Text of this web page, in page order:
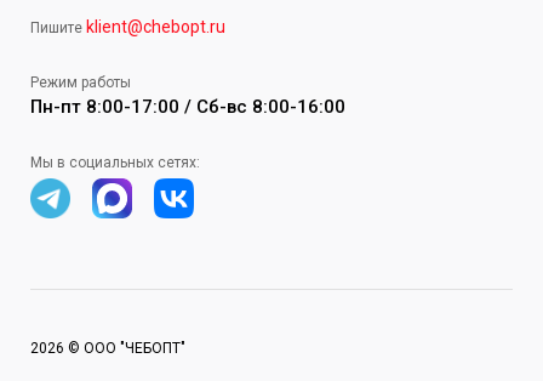
Пишите klient@chebopt.ru
Режим работы
Пн-пт 8:00-17:00 / Сб-вс 8:00-16:00
Мы в социальных сетях:
2026 © ООО "ЧЕБОПТ"